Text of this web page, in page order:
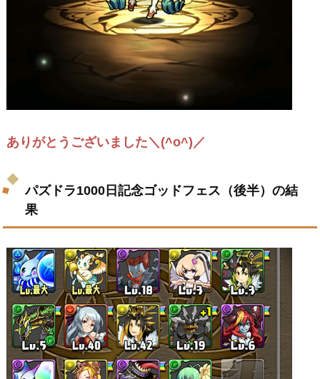
ありがとうございました＼(^o^)／
パズドラ1000日記念ゴッドフェス（後半）の結
果